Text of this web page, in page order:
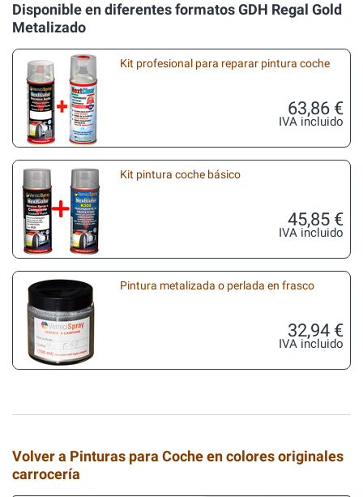
Disponible en diferentes formatos GDH Regal Gold
Metalizado
Kit profesional para reparar pintura coche
63,86 €
IVA incluido
Kit pintura coche básico
45,85 €
IVA incluido
Pintura metalizada o perlada en frasco
32,94 €
IVA incluido
Volver a Pinturas para Coche en colores originales
carrocería